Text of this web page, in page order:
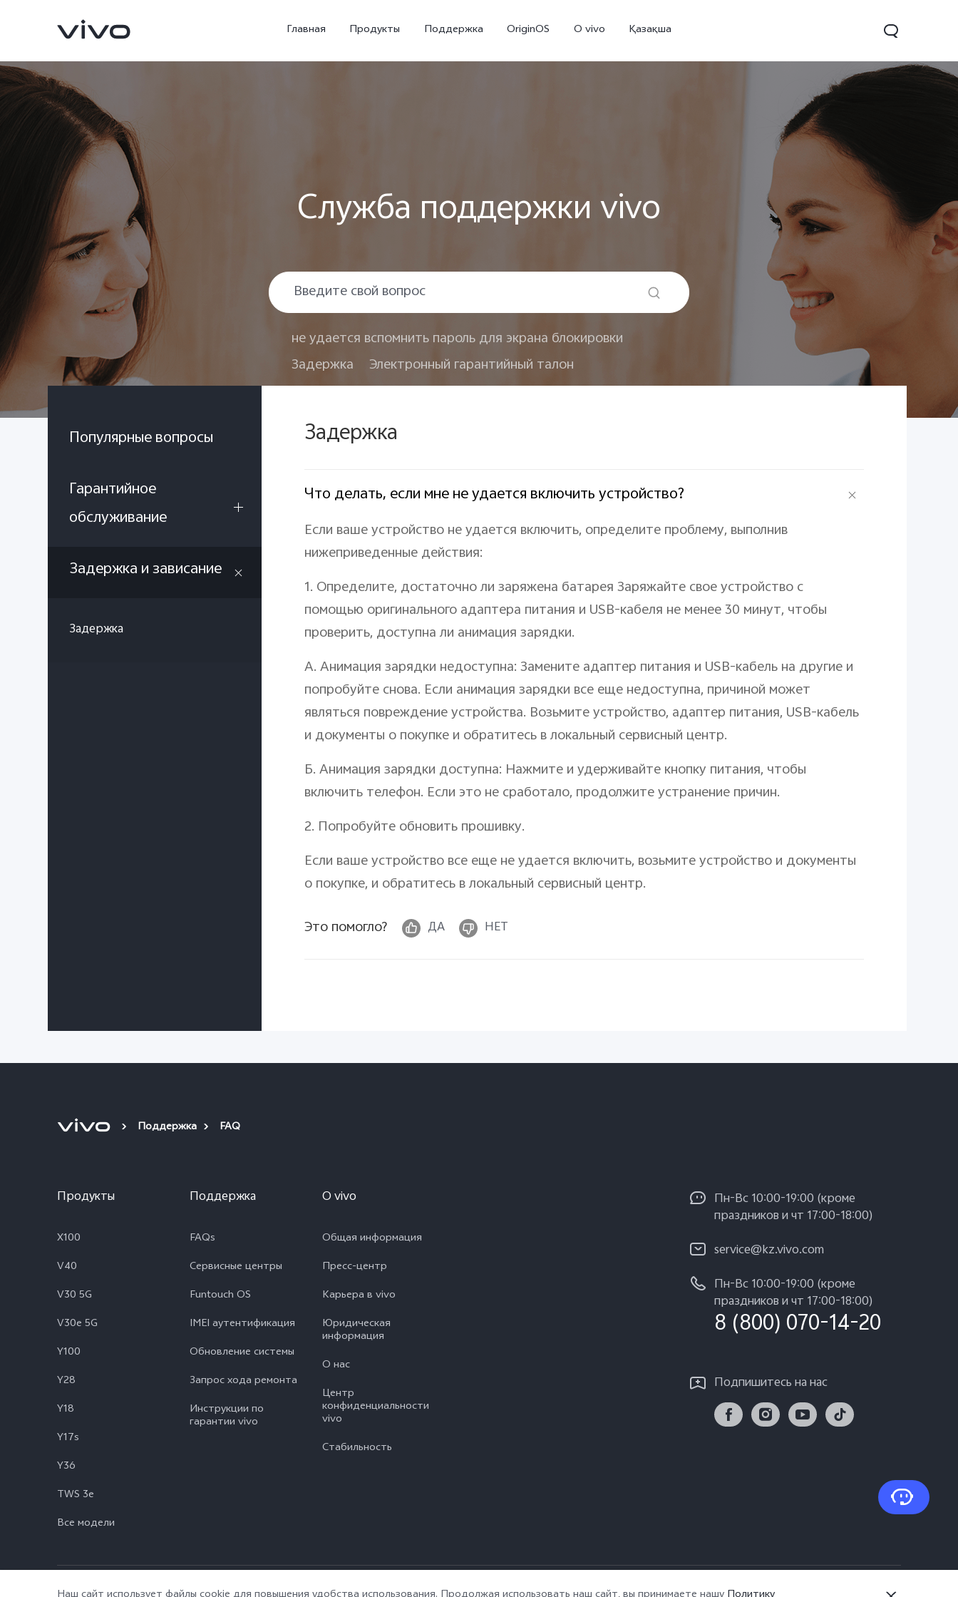
Главная Продукты Поддержка OriginOS O vivo Қазақша
X300 FE Новинка X200 FE Новинка V60 Новинка
Служба поддержки vivo
не удается вспомнить пароль для экрана блокировки
Задержка
Электронный гарантийный талон
Популярные вопросы
Гарантийное
обслуживание
Задержка и зависание
Задержка
Задержка
Что делать, если мне не удается включить устройство?
Если ваше устройство не удается включить, определите проблему, выполнив
нижеприведенные действия:
1. Определите, достаточно ли заряжена батарея Заряжайте свое устройство с
помощью оригинального адаптера питания и USB-кабеля не менее 30 минут, чтобы
проверить, доступна ли анимация зарядки.
А. Анимация зарядки недоступна: Замените адаптер питания и USB-кабель на другие и
попробуйте снова. Если анимация зарядки все еще недоступна, причиной может
являться повреждение устройства. Возьмите устройство, адаптер питания, USB-кабель
и документы о покупке и обратитесь в локальный сервисный центр.
Б. Анимация зарядки доступна: Нажмите и удерживайте кнопку питания, чтобы
включить телефон. Если это не сработало, продолжите устранение причин.
2. Попробуйте обновить прошивку.
Если ваше устройство все еще не удается включить, возьмите устройство и документы
о покупке, и обратитесь в локальный сервисный центр.
Это помогло?
ДА НЕТ
Поддержка FAQ
Продукты
X100
V40
V30 5G
V30e 5G
Y100
Y28
Y18
Y17s
Y36
TWS 3e
Все модели
Поддержка
FAQs
Сервисные центры
Funtouch OS
IMEI аутентификация
Обновление системы
Запрос хода ремонта
Инструкции по
гарантии vivo
O vivo
Общая информация
Пресс-центр
Карьера в vivo
Юридическая
информация
О нас
Центр
конфиденциальности
vivo
Стабильность
Пн-Вс 10:00-19:00 (кроме
праздников и чт 17:00-18:00)
service@kz.vivo.com
Пн-Вс 10:00-19:00 (кроме
праздников и чт 17:00-18:00)
8 (800) 070-14-20
Подпишитесь на нас
© vivo Mobile Communication Co., Ltd., 2026. Все права защищены. | Политика конфиденциальности vivo | Политика vivo в отношении файлов cookie | Казахстан | Выберите страну/